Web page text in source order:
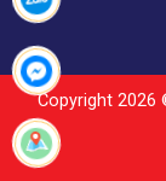
Copyright 2026